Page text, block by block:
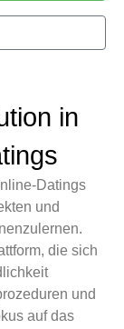
in
Datings
und
die sich
und
auf das